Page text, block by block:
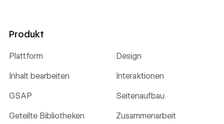
Produkt
Plattform Design
Inhalt bearbeiten Interaktionen
GSAP Seitenaufbau
Geteilte Bibliotheken Zusammenarbeit